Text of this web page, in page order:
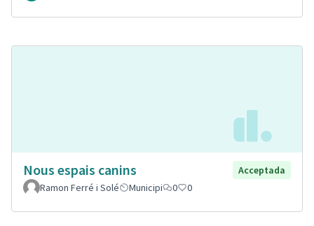
Nous espais canins
Acceptada
Ramon Ferré i Solé
Municipi 0 0